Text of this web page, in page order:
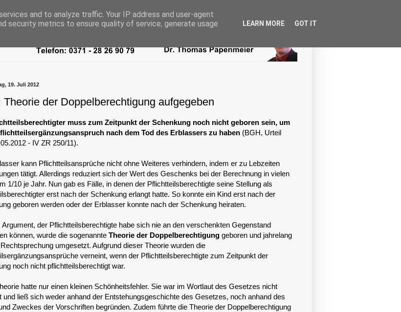
19. Juli 2012
Theorie der Doppelberechtigung aufgegeben
muss zum Zeitpunkt der Schenkung noch nicht geboren sein, um
nach dem Tod des Erblassers zu haben (BGH, Urteil
- IV ZR 250/11).
kann Pflichtteilsansprüche nicht ohne Weiteres verhindern, indem er zu Lebzeiten
tätigt. Allerdings reduziert sich der Wert des Geschenks bei der Berechnung in vielen
1/10 je Jahr. Nun gab es Fälle, in denen der Pflichtteilsberechtigte seine Stellung als
erst nach der Schenkung erlangt hatte. So konnte ein Kind erst nach der
geboren werden oder der Erblasser konnte nach der Schenkung heiraten.
Argument, der Pflichtteilsberechtigte habe sich nie an den verschenkten Gegenstand
können, wurde die sogenannte Theorie der Doppelberechtigung geboren und jahrelang
umgesetzt. Aufgrund dieser Theorie wurden die
verneint, wenn der Pflichtteilsberechtigte zum Zeitpunkt der
noch nicht pflichtteilsberechtigt war.
hatte nur einen kleinen Schönheitsfehler. Sie war im Wortlaut des Gesetzes nicht
und ließ sich weder anhand der Entstehungsgeschichte des Gesetzes, noch anhand des
Zweckes der Vorschriften begründen. Zudem führte die Theorie der Doppelberechtigung
and to analyze traffic. Your IP address and user-agent
security metrics to ensure quality of service, generate usage
LEARN MORE GOT IT